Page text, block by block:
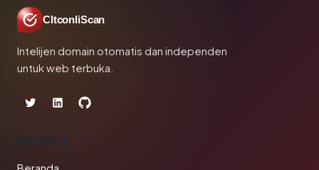
CltconliScan
Intelijen domain otomatis dan independen
untuk web terbuka.
PRODUK